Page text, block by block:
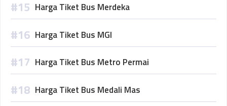
Harga Tiket Bus Merdeka
Harga Tiket Bus MGI
Harga Tiket Bus Metro Permai
Harga Tiket Bus Medali Mas